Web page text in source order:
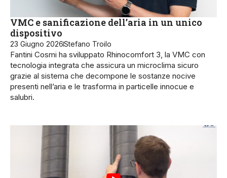
VMC e sanificazione dell’aria in un unico
dispositivo
23 Giugno 2026Stefano Troilo
Fantini Cosmi ha sviluppato Rhinocomfort 3, la VMC con
tecnologia integrata che assicura un microclima sicuro
grazie al sistema che decompone le sostanze nocive
presenti nell’aria e le trasforma in particelle innocue e
salubri.